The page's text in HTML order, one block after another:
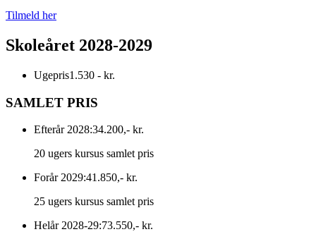
Tilmeld her
Skoleåret 2028-2029
Ugepris1.530 - kr.
SAMLET PRIS
Efterår 2028:34.200,- kr.
20 ugers kursus samlet pris
Forår 2029:41.850,- kr.
25 ugers kursus samlet pris
Helår 2028-29:73.550,- kr.